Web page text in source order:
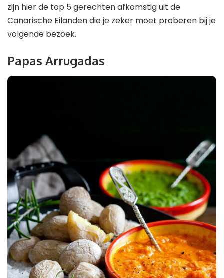
zijn hier de top 5 gerechten afkomstig uit de
Canarische Eilanden die je zeker moet proberen bij je
volgende bezoek.
Papas Arrugadas